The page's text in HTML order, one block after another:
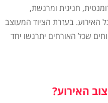
חגיגית ומרגשת,
האירוע. בעזרת הציוד המעוצב
שכל האורחים יתרגשו יחד
האירוע?